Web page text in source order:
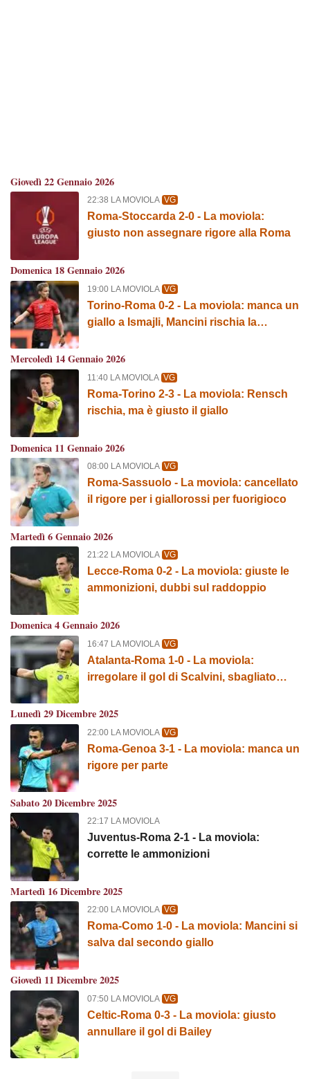
Giovedì 22 Gennaio 2026
22:38 LA MOVIOLA VG
Roma-Stoccarda 2-0 - La moviola:
giusto non assegnare rigore alla Roma
Domenica 18 Gennaio 2026
19:00 LA MOVIOLA VG
Torino-Roma 0-2 - La moviola: manca un
giallo a Ismajli, Mancini rischia la
Mercoledì 14 Gennaio 2026
11:40 LA MOVIOLA VG
Roma-Torino 2-3 - La moviola: Rensch
rischia, ma è giusto il giallo
Domenica 11 Gennaio 2026
08:00 LA MOVIOLA VG
Roma-Sassuolo - La moviola: cancellato
il rigore per i giallorossi per fuorigioco
Martedì 6 Gennaio 2026
21:22 LA MOVIOLA VG
Lecce-Roma 0-2 - La moviola: giuste le
ammonizioni, dubbi sul raddoppio
Domenica 4 Gennaio 2026
16:47 LA MOVIOLA VG
Atalanta-Roma 1-0 - La moviola:
irregolare il gol di Scalvini, sbagliato
Lunedì 29 Dicembre 2025
22:00 LA MOVIOLA VG
Roma-Genoa 3-1 - La moviola: manca un
rigore per parte
Sabato 20 Dicembre 2025
22:17 LA MOVIOLA
Juventus-Roma 2-1 - La moviola:
corrette le ammonizioni
Martedì 16 Dicembre 2025
22:00 LA MOVIOLA VG
Roma-Como 1-0 - La moviola: Mancini si
salva dal secondo giallo
Giovedì 11 Dicembre 2025
07:50 LA MOVIOLA VG
Celtic-Roma 0-3 - La moviola: giusto
annullare il gol di Bailey